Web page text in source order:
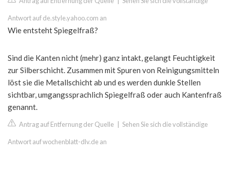
Antwort auf de.style.yahoo.com an
Wie entsteht Spiegelfraß?
Sind die Kanten nicht (mehr) ganz intakt, gelangt Feuchtigkeit
zur Silberschicht. Zusammen mit Spuren von Reinigungsmitteln
löst sie die Metallschicht ab und es werden dunkle Stellen
sichtbar, umgangssprachlich Spiegelfraß oder auch Kantenfraß
genannt.
Antrag auf Entfernung der Quelle Sehen Sie sich die vollständige
Antwort auf wochenblatt-dlv.de an